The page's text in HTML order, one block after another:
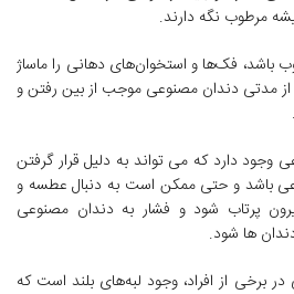
مرطوب نگه دارند.
فک‌ها و استخوان‌های دهانی را ماساژ
مدتی دندان مصنوعی موجب از بین رفتن و
وجود دارد که می تواند به دلیل قرار گرفتن
باشد و حتی ممکن است به دنبال عطسه و
پرتاب شود و فشار به دندان مصنوعی
ها شود.
برخی از افراد، وجود لبه‌های بلند است که